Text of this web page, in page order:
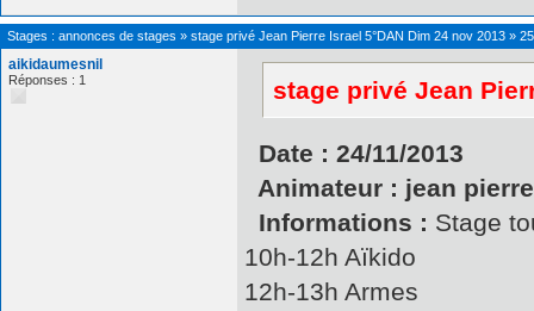
Stages : annonces de stages » stage privé Jean Pierre Israel 5°DAN Dim 24 nov 2013 »
aikidaumesnil
Réponses : 1 stage privé Jean
Date : 24/11/2013
Animateur : jean
Informations : Stage
10h-12h Aïkido
12h-13h Armes